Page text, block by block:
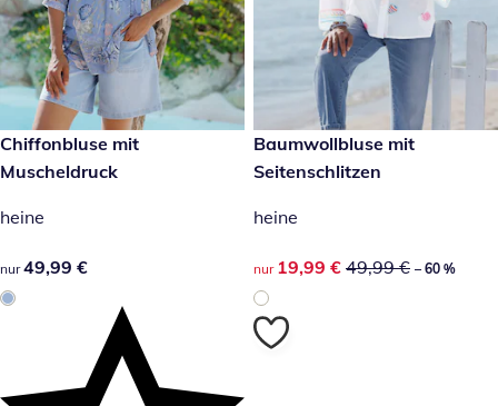
49,99 €
Chiffonbluse mit
Muscheldruck
heine
49,99 €
nur 49,99 €
reduzierter Preis 19,99 €,
-60 %
Baumwollbluse mit
Seitenschlitzen
heine
reduzierter Preis 19,99 €,
nur 19,99 € 49,99 € – 60 %